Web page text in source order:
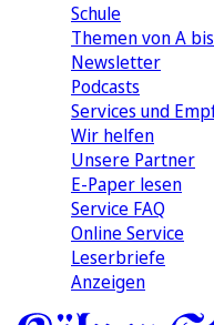
Schule
Themen von A
Newsletter
Podcasts
Services und
Wir helfen
Unsere Partner
E-Paper lesen
Service FAQ
Online Service
Leserbriefe
Anzeigen